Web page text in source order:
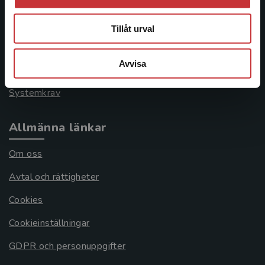
Tillåt urval
Avvisa
Frågor och svar
Systemkrav
Allmänna länkar
Om oss
Avtal och rättigheter
Cookies
Cookieinställningar
GDPR och personuppgifter